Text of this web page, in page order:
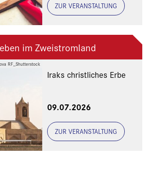
ZUR VERANSTALTUNG
RF_Shutterstock
im Zweistromland
Iraks christliches Erbe
Freunde und Gönner
09.07.2026
ZUR VERANSTALTUNG